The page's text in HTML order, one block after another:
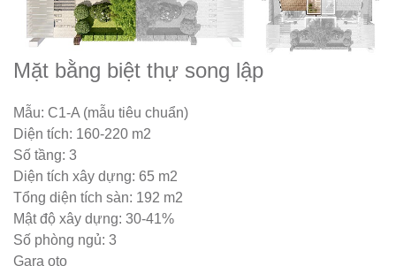
Mặt bằng biệt thự song lập
Mẫu: C1-A (mẫu tiêu chuẩn)
Diện tích: 160-220 m2
Số tầng: 3
Diện tích xây dựng: 65 m2
Tổng diện tích sàn: 192 m2
Mật độ xây dựng: 30-41%
Số phòng ngủ: 3
Gara oto